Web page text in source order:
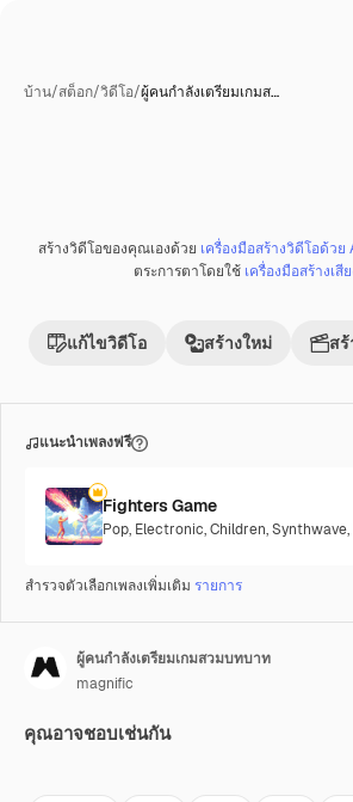
บ้าน/สต็อก/วิดีโอ/ผู้คนกำลังเตรียมเกมส…
สร้างวิดีโอของคุณเองด้วย เครื่องมือสร้างวิดีโอด้วย
ตระการตาโดยใช้ เครื่องมือสร้างเสี
แก้ไขวิดีโอ สร้างใหม่ สร้
แนะนำเพลงฟรี
Fighters Game
Pop, Electronic,Children,Synthwave,
สำรวจตัวเลือกเพลงเพิ่มเติม รายการ
ผู้คนกำลังเตรียมเกมสวมบทบาท
magnific
คุณอาจชอบเช่นกัน